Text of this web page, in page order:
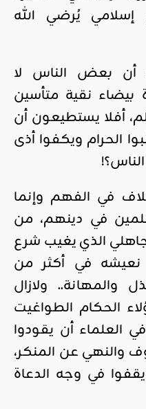
يُرضي الله
أن بعض الناس لا
نقية متأسين
أفلا يستطيعون أن
الحرام ويكفوا أذى
في الفهم وإنما
في دينهم، من
الذي يغيب شرع
نعيشه في أكثر من
والمهانة.. ولازال
الحكام الطواغيت
العلماء أن يقودوا
والنهي عن المنكر،
في وجه الدعاة